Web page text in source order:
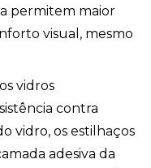
permitem maior
visual, mesmo
vidros
contra
vidro, os estilhaços
adesiva da